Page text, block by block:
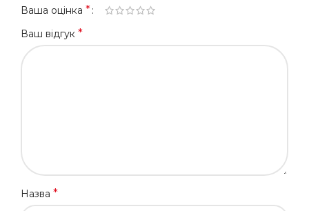
Ваша оцінка *
Ваш відгук *
Назва *